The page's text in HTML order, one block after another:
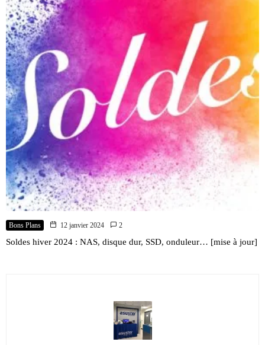
Bons Plans 12 janvier 2024 2
Soldes hiver 2024 : NAS, disque dur, SSD, onduleur… [mise à jour]